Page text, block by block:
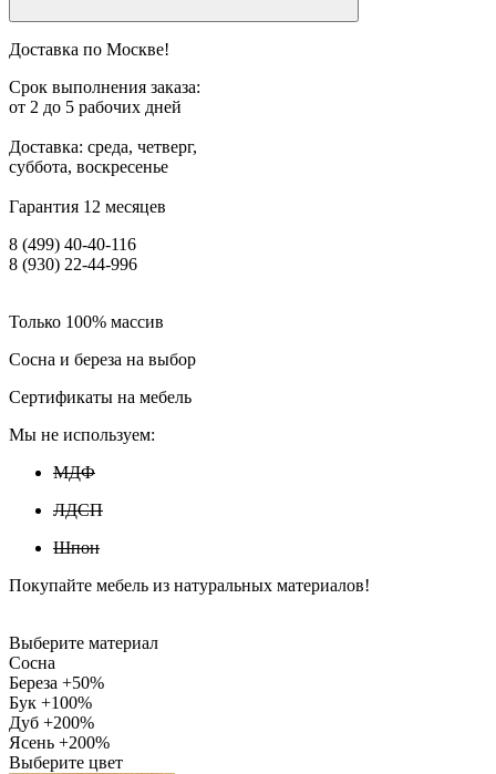
Доставка по Москве!
Срок выполнения заказа:
от 2 до 5 рабочих дней
Доставка: среда, четверг,
суббота, воскресенье
Гарантия 12 месяцев
8 (499) 40-40-116
8 (930) 22-44-996
Только 100% массив
Сосна и береза на выбор
Сертификаты на мебель
Мы не используем:
МДФ
ЛДСП
Шпон
Покупайте мебель из натуральных материалов!
Выберите материал
Сосна
Береза +50%
Бук +100%
Дуб +200%
Ясень +200%
Выберите цвет